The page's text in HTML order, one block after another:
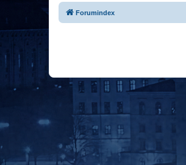
Forumindex